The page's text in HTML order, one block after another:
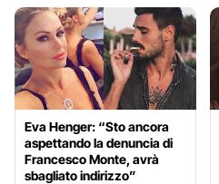
Eva Henger: “Sto ancora
aspettando la denuncia di
Francesco Monte, avrà
sbagliato indirizzo”